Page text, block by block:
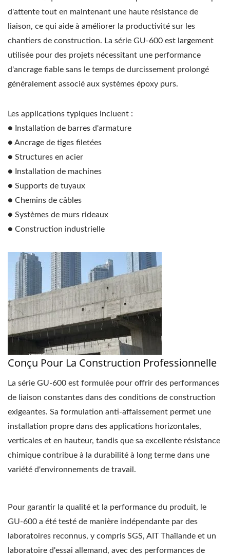
d'attente tout en maintenant une haute résistance de
liaison, ce qui aide à améliorer la productivité sur les
chantiers de construction. La série GU-600 est largement
utilisée pour des projets nécessitant une performance
d'ancrage fiable sans le temps de durcissement prolongé
généralement associé aux systèmes époxy purs.
Les applications typiques incluent :
● Installation de barres d'armature
● Ancrage de tiges filetées
● Structures en acier
● Installation de machines
● Supports de tuyaux
● Chemins de câbles
● Systèmes de murs rideaux
● Construction industrielle
Conçu Pour La Construction Professionnelle
La série GU-600 est formulée pour offrir des performances
de liaison constantes dans des conditions de construction
exigeantes. Sa formulation anti-affaissement permet une
installation propre dans des applications horizontales,
verticales et en hauteur, tandis que sa excellente résistance
chimique contribue à la durabilité à long terme dans une
variété d'environnements de travail.
Pour garantir la qualité et la performance du produit, le
GU-600 a été testé de manière indépendante par des
laboratoires reconnus, y compris SGS, AIT Thaïlande et un
laboratoire d'essai allemand, avec des performances de